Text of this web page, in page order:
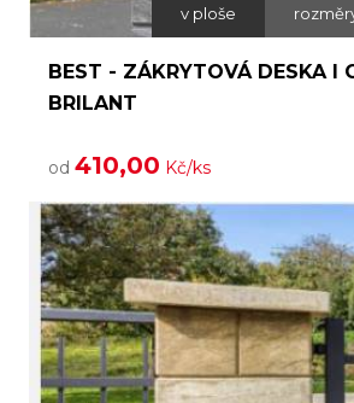
v ploše
BEST - ZÁKRYTOVÁ DESKA I
BRILANT
od 410,00 Kč/ks